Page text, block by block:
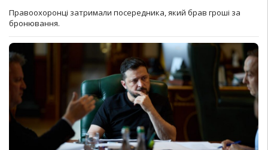
Правоохоронці затримали посередника, який брав гроші за
бронювання.